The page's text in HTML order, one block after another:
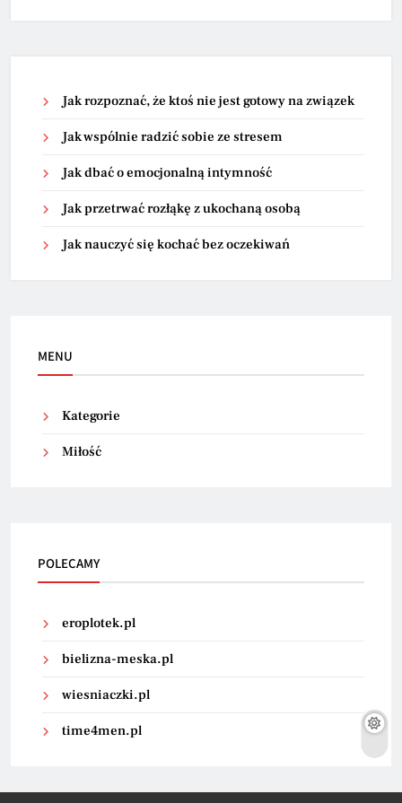
Jak rozpoznać, że ktoś nie jest gotowy na związek
Jak wspólnie radzić sobie ze stresem
Jak dbać o emocjonalną intymność
Jak przetrwać rozłąkę z ukochaną osobą
Jak nauczyć się kochać bez oczekiwań
MENU
Kategorie
Miłość
POLECAMY
eroplotek.pl
bielizna-meska.pl
wiesniaczki.pl
time4men.pl